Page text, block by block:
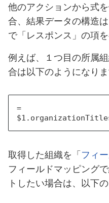
他のアクションから式
合、結果データの構造は
で「レスポンス」の項
例えば、１つ目の所属
合は以下のようになりま
=
取得した組織を「フィ
フィールドマッピング
トしたい場合は、以下